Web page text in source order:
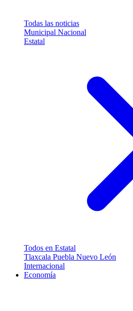
Todas las noticias
Municipal Nacional
Estatal
Todos en Estatal
Tlaxcala Puebla Nuevo León
Internacional
Economía